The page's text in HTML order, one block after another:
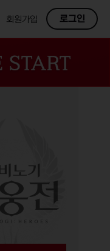
OFF회원가입 로그인